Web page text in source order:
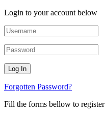
Login to your account below
Forgotten Password?
Fill the forms bellow to register